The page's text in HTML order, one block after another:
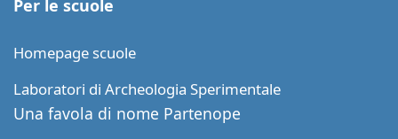
Per le scuole
Homepage scuole
Laboratori di Archeologia Sperimentale
Una favola di nome Partenope